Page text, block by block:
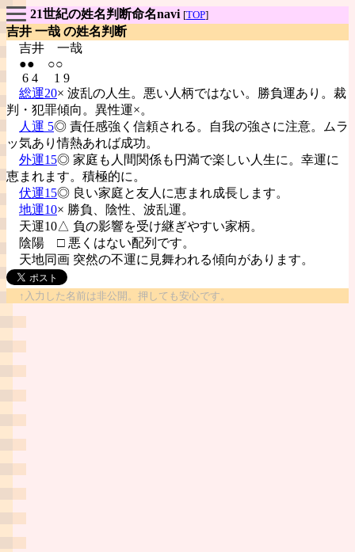
21世紀の姓名判断命名navi [TOP]
吉井 一哉 の姓名判断
吉井 一哉
●● ○○
6 4 1 9
総運20× 波乱の人生。悪い人柄ではない。勝負運あり。裁
判・犯罪傾向。異性運×。
人運 5◎ 責任感強く信頼される。自我の強さに注意。ムラ
ッ気あり情熱あれば成功。
外運15◎ 家庭も人間関係も円満で楽しい人生に。幸運に
恵まれます。積極的に。
伏運15◎ 良い家庭と友人に恵まれ成長します。
地運10× 勝負、陰性、波乱運。
天運10△ 負の影響を受け継ぎやすい家柄。
陰陽 □ 悪くはない配列です。
天地同画 突然の不運に見舞われる傾向があります。
↑入力した名前は非公開。押しても安心です。